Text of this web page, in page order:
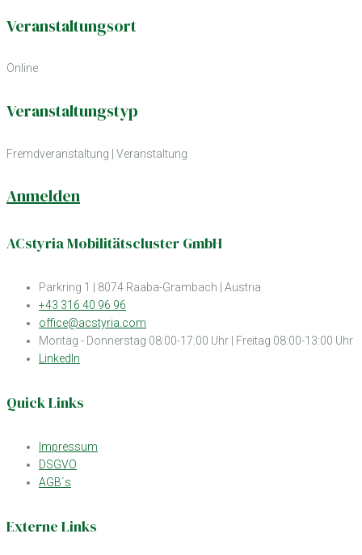
Veranstaltungsort
Online
Veranstaltungstyp
Fremdveranstaltung | Veranstaltung
Anmelden
ACstyria Mobilitätscluster GmbH
Parkring 1 | 8074 Raaba-Grambach | Austria
+43 316 40 96 96
office@acstyria.com
Montag - Donnerstag 08:00-17:00 Uhr | Freitag 08:00-13:00 Uhr
LinkedIn
Quick Links
Impressum
DSGVO
AGB´s
Externe Links